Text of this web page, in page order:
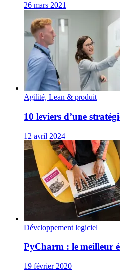
26 mars 2021
Agilité, Lean & produit
10 leviers d’une
12 avril 2024
Développement logiciel
PyCharm : le meilleur
19 février 2020